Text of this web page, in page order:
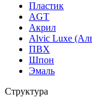
Пластик
AGT
Акрил
Alvic Luxe
ПВХ
Шпон
Эмаль
Структура